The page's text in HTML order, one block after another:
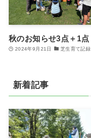
秋のお知らせ3点＋1点
2024年9月21日 芝生育て記録
新着記事